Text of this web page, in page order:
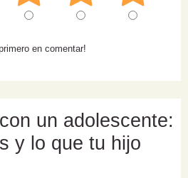
en comentar!
un adolescente:
y lo que tu hijo